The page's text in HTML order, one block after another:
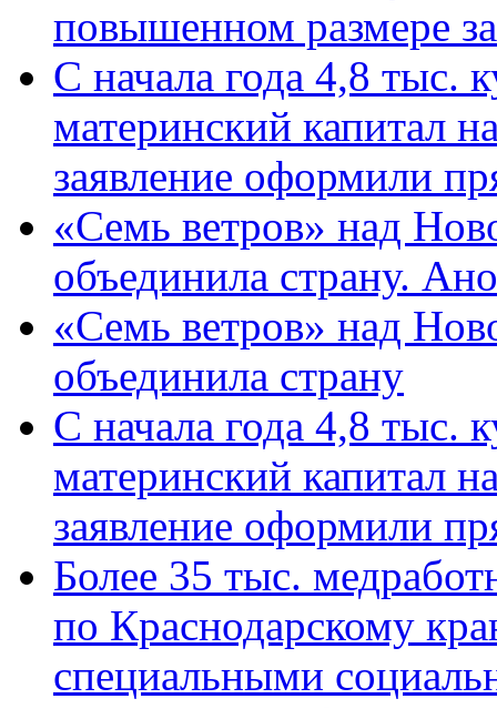
повышенном размере
С начала года 4,8 тыс.
материнский капитал
заявление оформили
«Семь ветров» над
объединила страну.
«Семь ветров» над
объединила страну
С начала года 4,8 тыс.
материнский капитал
заявление оформили
Более 35 тыс.
по Краснодарскому
специальными